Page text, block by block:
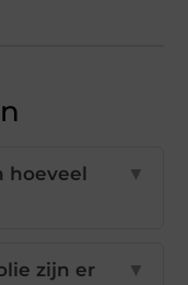
▼
zijn er ▼